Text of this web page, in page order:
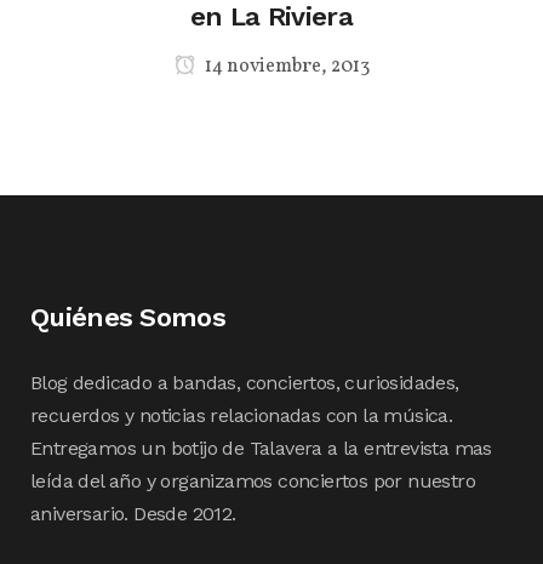
en La Riviera
14 noviembre, 2013
Quiénes Somos
Blog dedicado a bandas, conciertos, curiosidades,
recuerdos y noticias relacionadas con la música.
Entregamos un botijo de Talavera a la entrevista mas
leída del año y organizamos conciertos por nuestro
aniversario. Desde 2012.